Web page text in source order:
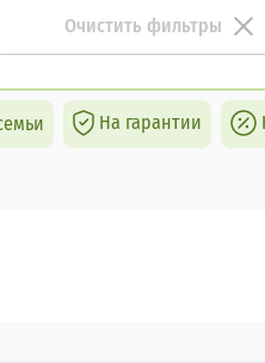
Очистить фильтры
На гарантии